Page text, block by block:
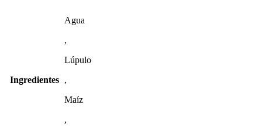
Ingredientes
Agua
,
Lúpulo
,
Maíz
,